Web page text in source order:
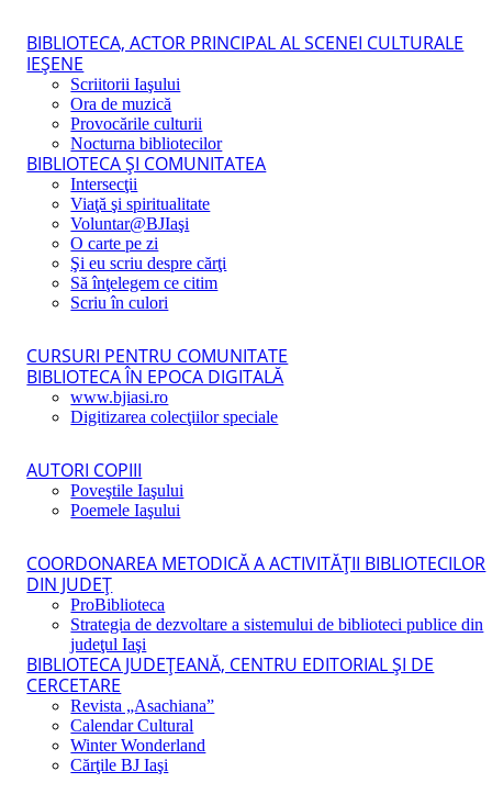
BIBLIOTECA, ACTOR PRINCIPAL AL SCENEI CULTURALE
IEŞENE
Scriitorii Iaşului
Ora de muzică
Provocările culturii
Nocturna bibliotecilor
BIBLIOTECA ŞI COMUNITATEA
Intersecţii
Viaţă şi spiritualitate
Voluntar@BJIaşi
O carte pe zi
Şi eu scriu despre cărţi
Să înţelegem ce citim
Scriu în culori
CURSURI PENTRU COMUNITATE
BIBLIOTECA ÎN EPOCA DIGITALĂ
www.bjiasi.ro
Digitizarea colecţiilor speciale
AUTORI COPIII
Poveştile Iaşului
Poemele Iaşului
COORDONAREA METODICĂ A ACTIVITĂŢII BIBLIOTECILOR
DIN JUDEŢ
ProBiblioteca
Strategia de dezvoltare a sistemului de biblioteci publice din
judeţul Iaşi
BIBLIOTECA JUDEŢEANĂ, CENTRU EDITORIAL ŞI DE
CERCETARE
Revista „Asachiana”
Calendar Cultural
Winter Wonderland
Cărţile BJ Iaşi